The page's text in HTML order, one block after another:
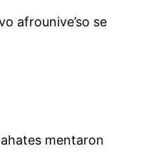
afrounive’so se
mentaron